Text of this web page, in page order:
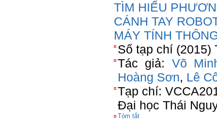
TÌM HIỂU
CÁNH TAY
MÁY TÍNH
Số tạp chí (2015)
Tác giả: Võ
Hoàng Sơn, Lê
Tạp chí:
Đại học Thái
Tóm tắt